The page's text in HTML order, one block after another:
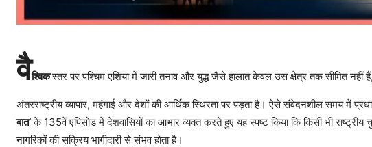
वैश्विकस्तर पर पश्चिम एशिया में जारी तनाव और युद्ध जैसे हालात केवल उस क्षेत्र तक सीमित नहीं
अंतरराष्ट्रीय व्यापार, महंगाई और देशों की आर्थिक स्थिरता पर पड़ता है। ऐसे संवेदनशील समय में
बात’के 135वें एपिसोड में देशवासियों का आभार व्यक्त करते हुए यह स्पष्ट किया कि किसी भी राष्ट्रीय
नागरिकों की सक्रिय भागीदारी से संभव होता है।